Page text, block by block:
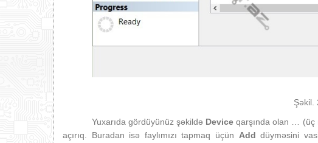
Şəkil.
Yuxarıda gördüyünüz şəkildə Deviceqarşında olan … (üç
açırıq. Buradan isə faylımızı tapmaq üçün Add düyməsini